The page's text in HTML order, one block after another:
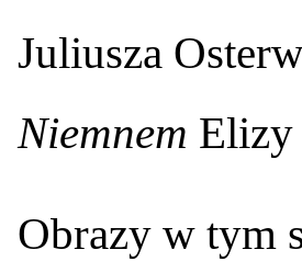
Juliusza
Niemnem Elizy
Obrazy w tym